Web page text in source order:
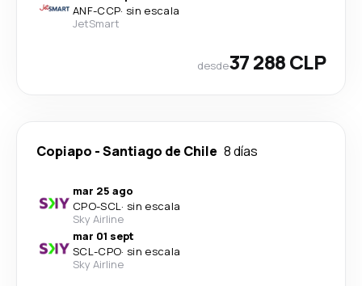
ANF-CCP· sin escala
JetSmart
desde37 288 CLP
Copiapo -Santiago de Chile 8 días
mar 25 ago
CPO-SCL· sin escala
Sky Airline
mar 01 sept
SCL-CPO· sin escala
Sky Airline